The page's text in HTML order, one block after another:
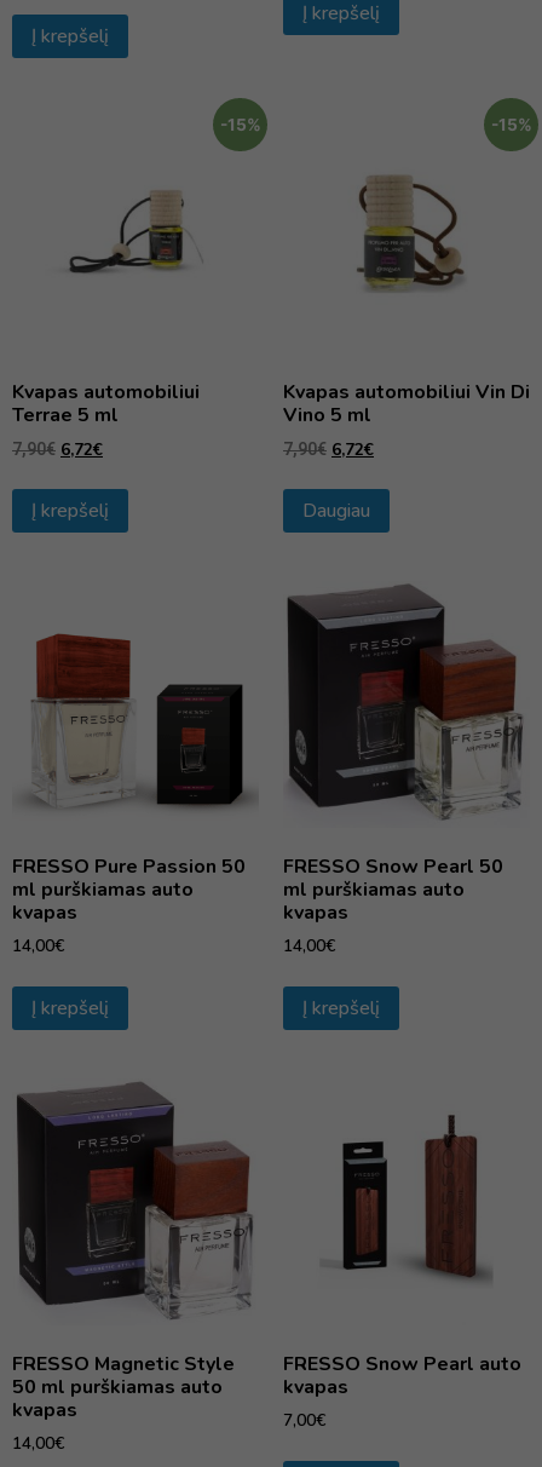
Į krepšelį
Į krepšelį
-15%
Kvapas automobiliui
Terrae 5 ml
7,90€ 6,72€
Į krepšelį
-15%
Kvapas automobiliui Vin Di
Vino 5 ml
7,90€ 6,72€
Daugiau
FRESSO Pure Passion 50
ml purškiamas auto
kvapas
14,00€
Į krepšelį
FRESSO Snow Pearl 50
ml purškiamas auto
kvapas
14,00€
Į krepšelį
FRESSO Magnetic Style
50 ml purškiamas auto
kvapas
14,00€
FRESSO Snow Pearl auto
kvapas
7,00€